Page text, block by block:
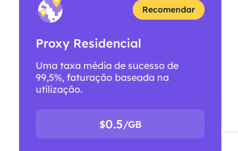
Recomendar
Proxy Residencial
Uma taxa média de sucesso de
99,5%, faturação baseada na
utilização.
$0.5/GB